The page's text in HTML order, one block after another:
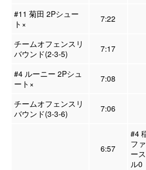
#11 菊田 2Pシュー
ト×
7:22
チームオフェンスリ
バウンド(2-3-5)
7:17
#4 ルーニー 2Pシュ
ート×
7:08
チームオフェンスリ
バウンド(3-3-6)
7:06
6:57
#4
フ
ー
ル0